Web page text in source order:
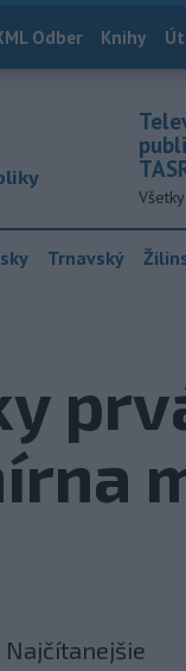
Odber Knihy
Trnavský
Najčítanejšie